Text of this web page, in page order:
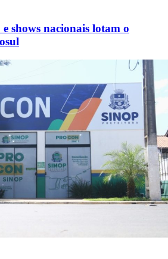
shows nacionais lotam o